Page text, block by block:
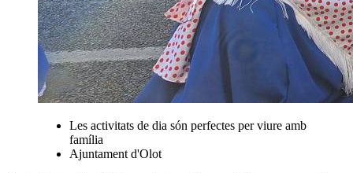
Les activitats de dia són perfectes per viure amb
família
Ajuntament d'Olot